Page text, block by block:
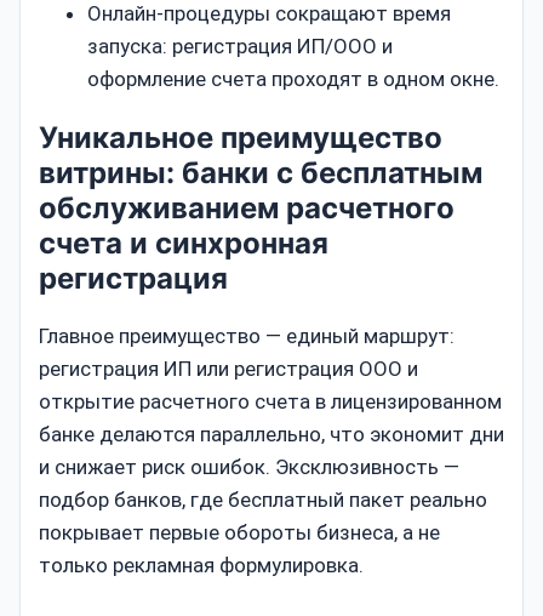
Онлайн‑процедуры сокращают время
запуска: регистрация ИП/ООО и
оформление счета проходят в одном окне.
Уникальное преимущество
витрины: банки с бесплатным
обслуживанием расчетного
счета и синхронная
регистрация
Главное преимущество — единый маршрут:
регистрация ИП или регистрация ООО и
открытие расчетного счета в лицензированном
банке делаются параллельно, что экономит дни
и снижает риск ошибок. Эксклюзивность —
подбор банков, где бесплатный пакет реально
покрывает первые обороты бизнеса, а не
только рекламная формулировка.